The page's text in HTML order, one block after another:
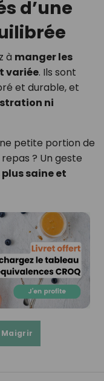
d’une
à manger les
variée. Ils sont
et durable, et
ni
petite portion de
? Un geste
saine et
Maigrir